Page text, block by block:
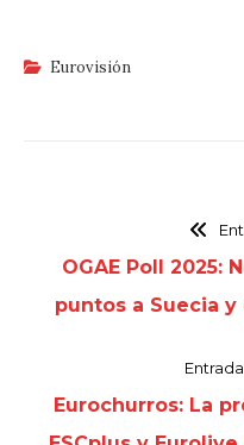
Eurovisión
OGAE Poll 2025:
puntos a Suecia
Eurochurros: La